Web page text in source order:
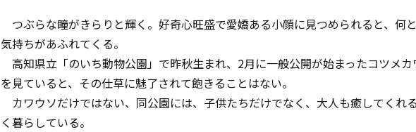
つぶらな瞳がきらりと輝く。好奇心旺盛で愛嬌ある小顔に見つめられると、何
気持ちがあふれてくる。
高知県立「のいち動物公園」で昨秋生まれ、2月に一般公開が始まったコツメカ
を見ていると、その仕草に魅了されて飽きることはない。
カワウソだけではない、同公園には、子供たちだけでなく、大人も癒してくれ
く暮らしている。